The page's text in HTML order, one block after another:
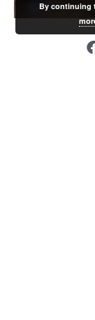
By continuing